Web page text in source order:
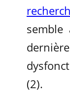
semble
(2).